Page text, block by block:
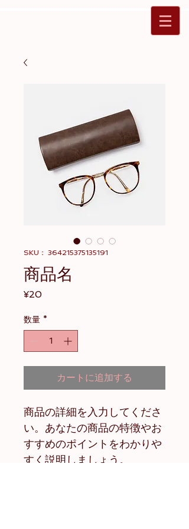
SKU： 364215375135191
商品名
¥20価
数量 *
カートに追加する
商品の詳細を入力してくださ
い。あなたの商品の特徴やお
すすめのポイントをわかりや
すく説明しましょう。